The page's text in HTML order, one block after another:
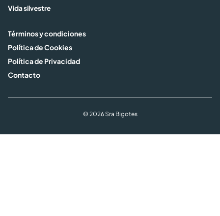
Vida silvestre
Términos y condiciones
Política de Cookies
Política de Privacidad
Contacto
© 2026 Sra Bigotes